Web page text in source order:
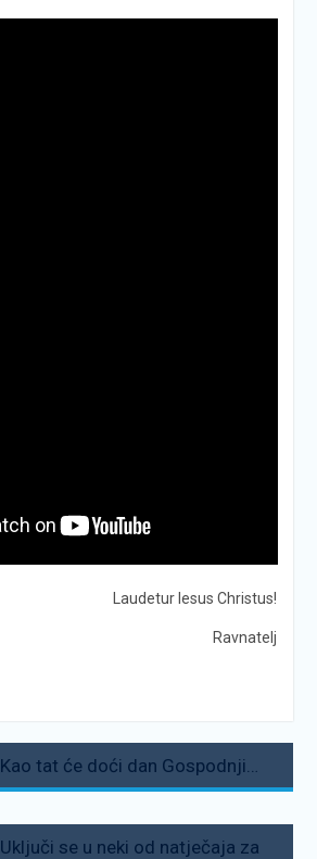
Laudetur Iesus Christus!
Ravnatelj
Prethodno:
Kao tat će doći dan Gospodnji…
Sljedeće:
Uključi se u neki od natječaja za